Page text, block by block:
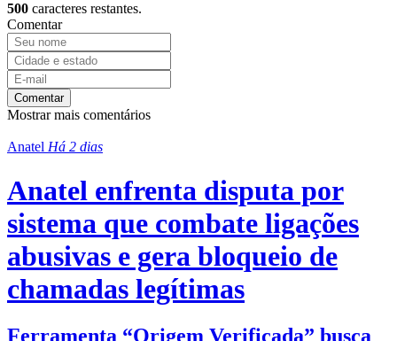
500 caracteres restantes.
Comentar
Comentar
Mostrar mais comentários
Anatel Há 2 dias
Anatel enfrenta disputa por
sistema que combate ligações
abusivas e gera bloqueio de
chamadas legítimas
Ferramenta “Origem Verificada” busca